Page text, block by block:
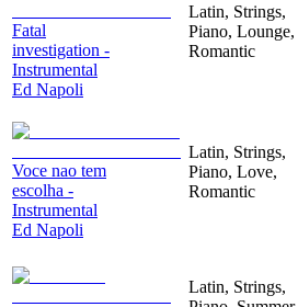
Fatal
investigation -
Instrumental
Ed Napoli
Latin, Strings,
Piano, Lounge,
Romantic
Voce nao tem
escolha -
Instrumental
Ed Napoli
Latin, Strings,
Piano, Love,
Romantic
Latin, Strings,